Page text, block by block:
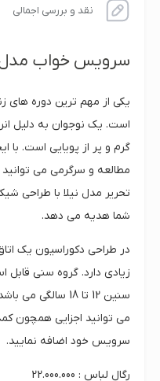
نقد و بررسی اجمالی
سرویس خواب مدل
یکی از مهم ترین دوره های
است. یک نوجوان به دلیل
گرم و پر از پویایی است. با
مطالعه و سرگرمی می
تحریر مدل نیلا با طراحی
شما هدیه می دهد.
در طراحی دکوراسیون یک
زیادی دارد. گروه سنی قابل
سنین 12 تا 18
می توانید اجزایی همچون
سرویس خود اضافه نمایید.
رگال لباس : 22.000.000